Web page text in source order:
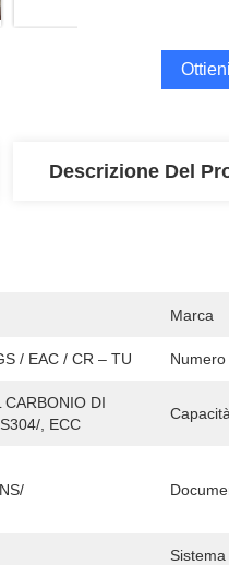
Descrizione Del
Marca
/ EAC / CR – TU
CARBONIO DI
, ECC